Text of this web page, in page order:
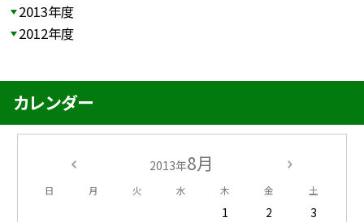
2013年度
2012年度
カレンダー
2013年8月
日 月 火 水 木 金 土
1 2
3